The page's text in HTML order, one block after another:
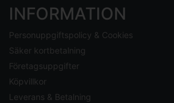
INFORMATION
Personuppgiftspolicy & Cookies
Säker kortbetalning
Företagsuppgifter
Köpvillkor
Leverans & Betalning